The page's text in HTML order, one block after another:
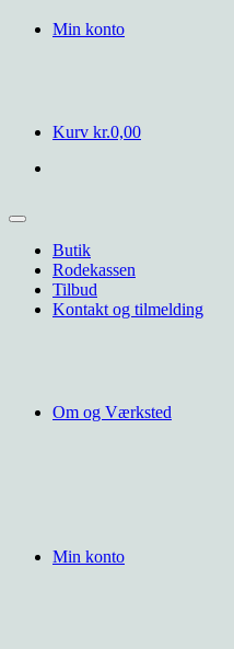
Min konto
Kurv kr.0,00
Butik
Rodekassen
Tilbud
Kontakt og tilmelding
Om og Værksted
Min konto